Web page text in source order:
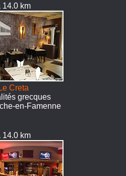
14.0 km
Le Creta
grecques
en-Famenne
14.0 km